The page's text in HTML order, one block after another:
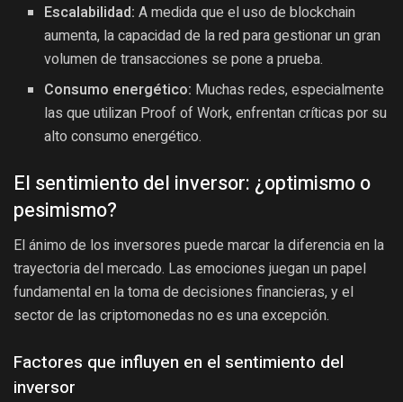
Escalabilidad: A medida que el uso de blockchain
aumenta, la capacidad de la red para gestionar un gran
volumen de transacciones se pone a prueba.
Consumo energético: Muchas redes, especialmente
las que utilizan Proof of Work, enfrentan críticas por su
alto consumo energético.
El sentimiento del inversor: ¿optimismo o
pesimismo?
El ánimo de los inversores puede marcar la diferencia en la
trayectoria del mercado. Las emociones juegan un papel
fundamental en la toma de decisiones financieras, y el
sector de las criptomonedas no es una excepción.
Factores que influyen en el sentimiento del
inversor